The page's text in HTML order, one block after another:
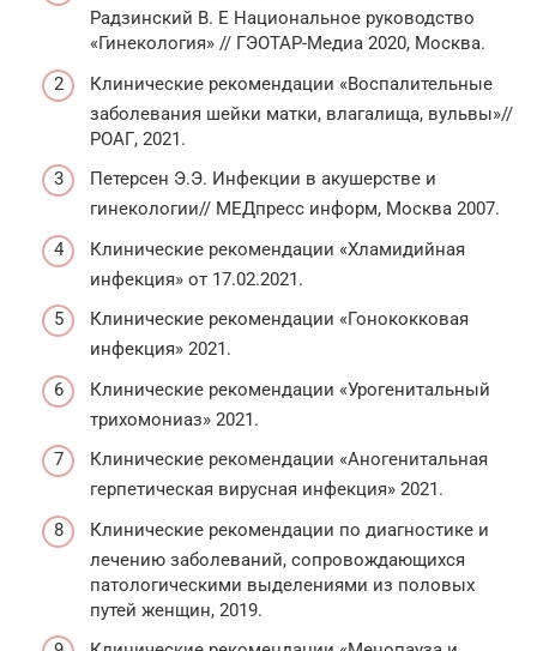
Радзинский В. Е Национальное руководство
«Гинекология» // ГЭОТАР-Медиа 2020, Москва.
Клинические рекомендации «Воспалительные
заболевания шейки матки, влагалища, вульвы»//
РОАГ, 2021.
Петерсен Э.Э. Инфекции в акушерстве и
гинекологии// МЕДпресс информ, Москва 2007.
Клинические рекомендации «Хламидийная
инфекция» от 17.02.2021.
Клинические рекомендации «Гонококковая
инфекция» 2021.
Клинические рекомендации «Урогенитальный
трихомониаз» 2021.
Клинические рекомендации «Аногенитальная
герпетическая вирусная инфекция» 2021.
Клинические рекомендации по диагностике и
лечению заболеваний, сопровождающихся
патологическими выделениями из половых
путей женщин, 2019.